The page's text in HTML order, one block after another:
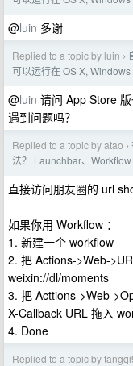
@luin 多谢
Replied to a topic by luin ›
可以运行在 OS X,
@luin 请问 App Store
遇到问题吗？
Replied to a topic by atao ›
法？ Launchbar、Workflow
直接访问朋友圈的 url
如果你用 Workflow ：
1. 新建一个 workflow
2. 把 Actions->Web-
weixin://dl/moments
3. 把 Acttions->Web-
X-Callback URL 拖入
4. Done
Replied to a topic by